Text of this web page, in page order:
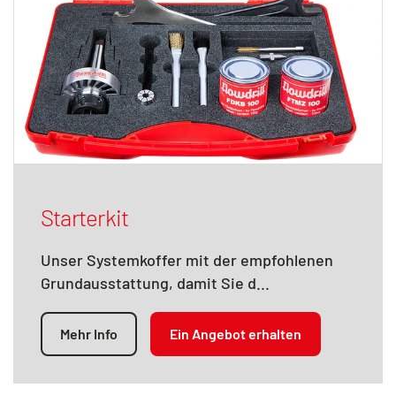
Starterkit
Unser Systemkoffer mit der empfohlenen
Grundausstattung, damit Sie d...
Mehr Info Ein Angebot erhalten